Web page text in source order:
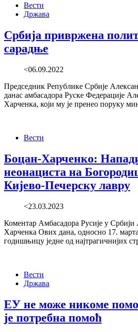
Вести
Држава
Србија привржена
сарадње
<06.09.2022
Председник Републике Србије
данас амбасадора Руске Федерације
Харченка, који му је пренео поруку
Вести
Боцан-Харченко:
неонациста на
Кијево-Печерску лавру
<23.03.2023
Коментар Амбасадора Русије у
Харченка Ових дана, односно 17.
годишњицу једне од најтрагичнијих
Вести
Држава
ЕУ не може никоме
је потребна помоћ